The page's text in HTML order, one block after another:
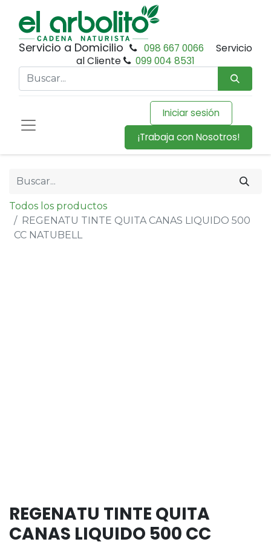
Servicio a Domicilio 098 667 0066
Servicio
al Cliente
099 004 8531
Iniciar sesión
¡Trabaja con Nosotros!
Todos los productos
REGENATU TINTE QUITA CANAS LIQUIDO 500
CC NATUBELL
REGENATU TINTE QUITA
CANAS LIQUIDO 500 CC